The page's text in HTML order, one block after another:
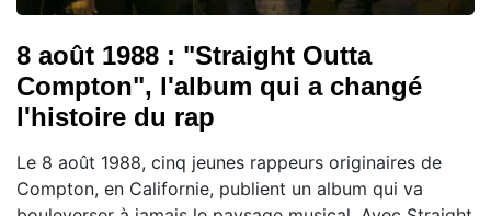
8 août 1988 : "Straight Outta
Compton", l'album qui a changé
l'histoire du rap
Le 8 août 1988, cinq jeunes rappeurs originaires de
Compton, en Californie, publient un album qui va